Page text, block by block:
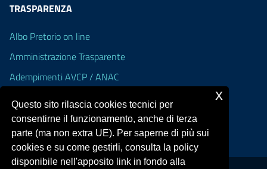
TRASPARENZA
Albo Pretorio on line
Amministrazione Trasparente
Adempimenti AVCP / ANAC
Dichiarazione di accessibilità
Questo sito rilascia cookies tecnici per
consentirne il funzionamento, anche di terza
parte (ma non extra UE). Per saperne di più sui
cookies e su come gestirli, consulta la policy
disponibile nell'apposito link in fondo alla
x